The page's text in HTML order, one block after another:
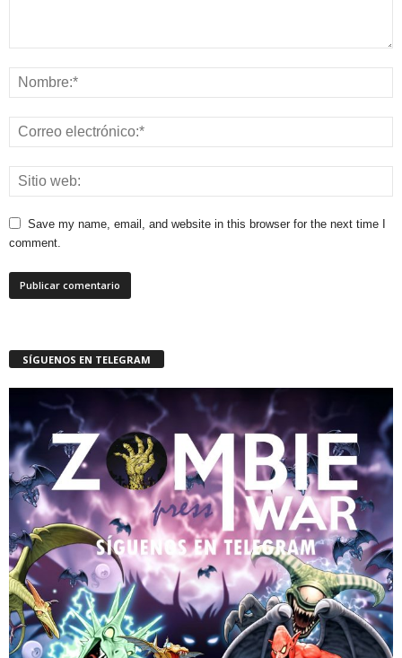
Save my name, email, and website in this browser for the next time I
comment.
SÍGUENOS EN TELEGRAM